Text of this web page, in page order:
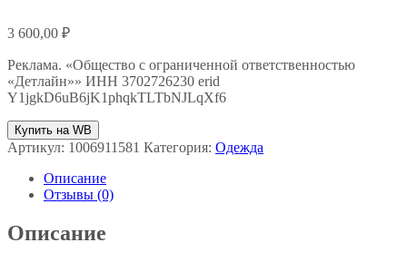
3 600,00 ₽
Реклама. «Общество с ограниченной ответственностью
«Детлайн»» ИНН 3702726230 erid
Y1jgkD6uB6jK1phqkTLTbNJLqXf6
Купить на WB
Артикул: 1006911581 Категория: Одежда
Описание
Отзывы (0)
Описание